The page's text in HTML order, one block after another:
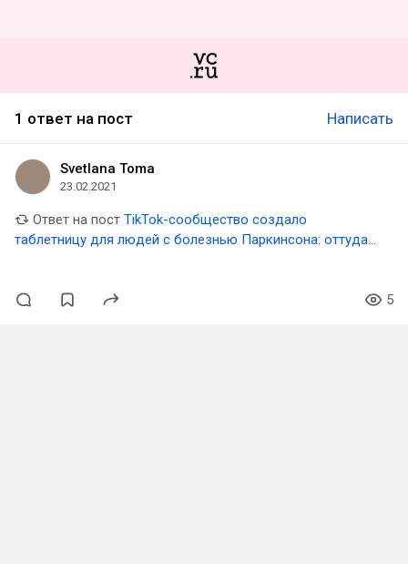
1 ответ на пост Написать
Svetlana Toma
23.02.2021
Ответ на пост TikTok-сообщество создало
таблетницу для людей с болезнью Паркинсона: оттуда
5